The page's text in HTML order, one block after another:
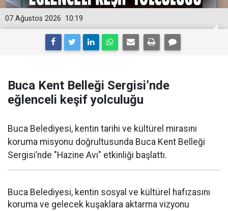
10:19
07 Ağustos 2026
Buca Kent Belleği Sergisi’nde
eğlenceli keşif yolculuğu
Buca Belediyesi, kentin tarihi ve kültürel mirasını
koruma misyonu doğrultusunda Buca Kent Belleği
Sergisi’nde "Hazine Avı" etkinliği başlattı.
Buca Belediyesi, kentin sosyal ve kültürel hafızasını
koruma ve gelecek kuşaklara aktarma vizyonu